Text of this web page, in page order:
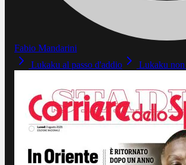
Fabio Mandarini
Lukaku al passo d'addio
Lukaku non